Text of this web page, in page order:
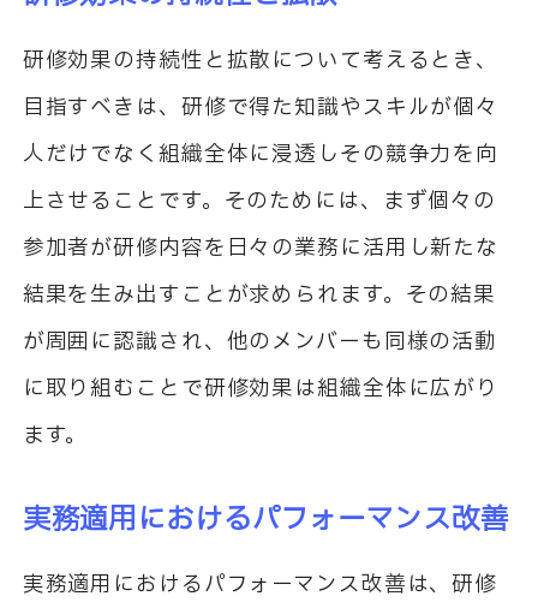
研修効果の持続性と拡散について考えるとき、
目指すべきは、研修で得た知識やスキルが個々
人だけでなく組織全体に浸透しその競争力を向
上させることです。そのためには、まず個々の
参加者が研修内容を日々の業務に活用し新たな
結果を生み出すことが求められます。その結果
が周囲に認識され、他のメンバーも同様の活動
に取り組むことで研修効果は組織全体に広がり
ます。
実務適用におけるパフォーマンス改善
実務適用におけるパフォーマンス改善は、研修